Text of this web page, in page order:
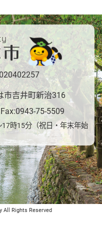
市吉井町新治316
75-5509
時15分（祝日・年末年始
All Rights Reserved